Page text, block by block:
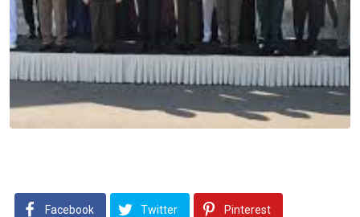
Facebook Twitter Pinterest